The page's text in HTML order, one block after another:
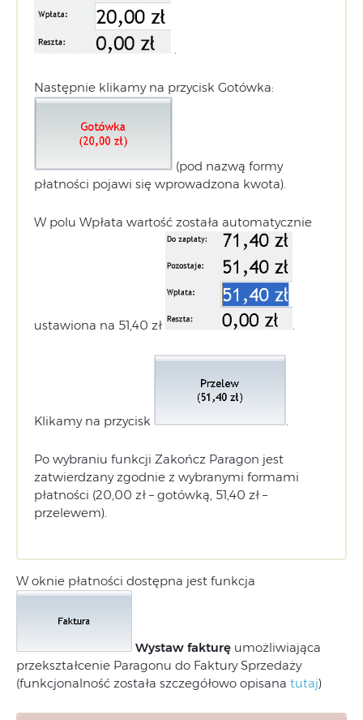
.
Następnie klikamy na przycisk Gotówka:
(pod nazwą formy
płatności pojawi się wprowadzona kwota).
W polu Wpłata wartość została automatycznie
ustawiona na 51,40 zł .
Klikamy na przycisk .
Po wybraniu funkcji Zakończ Paragon jest
zatwierdzany zgodnie z wybranymi formami
płatności (20,00 zł – gotówką, 51,40 zł –
przelewem).
W oknie płatności dostępna jest funkcja
Wystaw fakturę umożliwiająca
przekształcenie Paragonu do Faktury Sprzedaży
(funkcjonalność została szczegółowo opisana tutaj)